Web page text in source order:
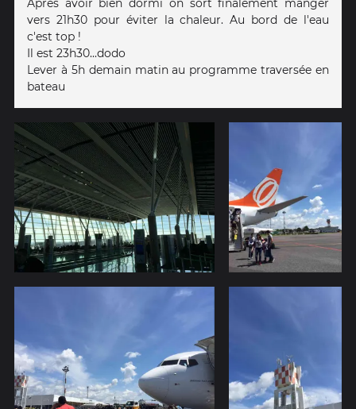
Après avoir bien dormi on sort finalement manger
vers 21h30 pour éviter la chaleur. Au bord de l'eau
c'est top !
Il est 23h30...dodo
Lever à 5h demain matin au programme traversée en
bateau